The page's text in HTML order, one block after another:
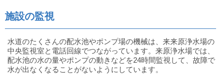
施設の監視
水道のたくさんの配水池やポンプ場の機械は、来来原浄水場の
中央監視室と電話回線でつながっています。来原浄水場では、
配水池の水の量やポンプの動きなどを24時間監視して、故障で
水が出なくなることがないようにしています。